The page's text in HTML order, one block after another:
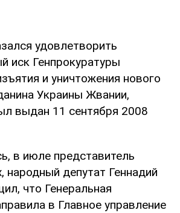
удовлетворить
иск Генпрокуратуры
и уничтожения нового
Украины Жвании,
выдан 11 сентября 2008
в июле представитель
народный депутат Геннадий
что Генеральная
в Главное управление